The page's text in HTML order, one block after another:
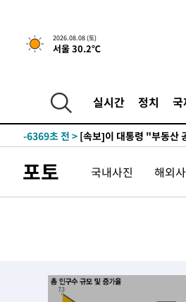
2026.08.08 (토)
서울 30.2℃
실시간 정치 국
4시간 전 >[속보]규제합리화위원회 부
-11058초 전 >
미 사업체 일자리, 7월
하향수정 (2보)
-10506초 전 >
↓
-6369초 전 > [속보]이 대통령 "부동산
드는 임시"
49분 전 >
"낮 기온 소폭 하락"…수도
50분 전 >[속보]이 대통령, '호우피해'
2시간 전 >여자배구 이재영·이다영 자
2시간 전 >외국인 심판 성 접대 7경기
포토 국내사진 해외